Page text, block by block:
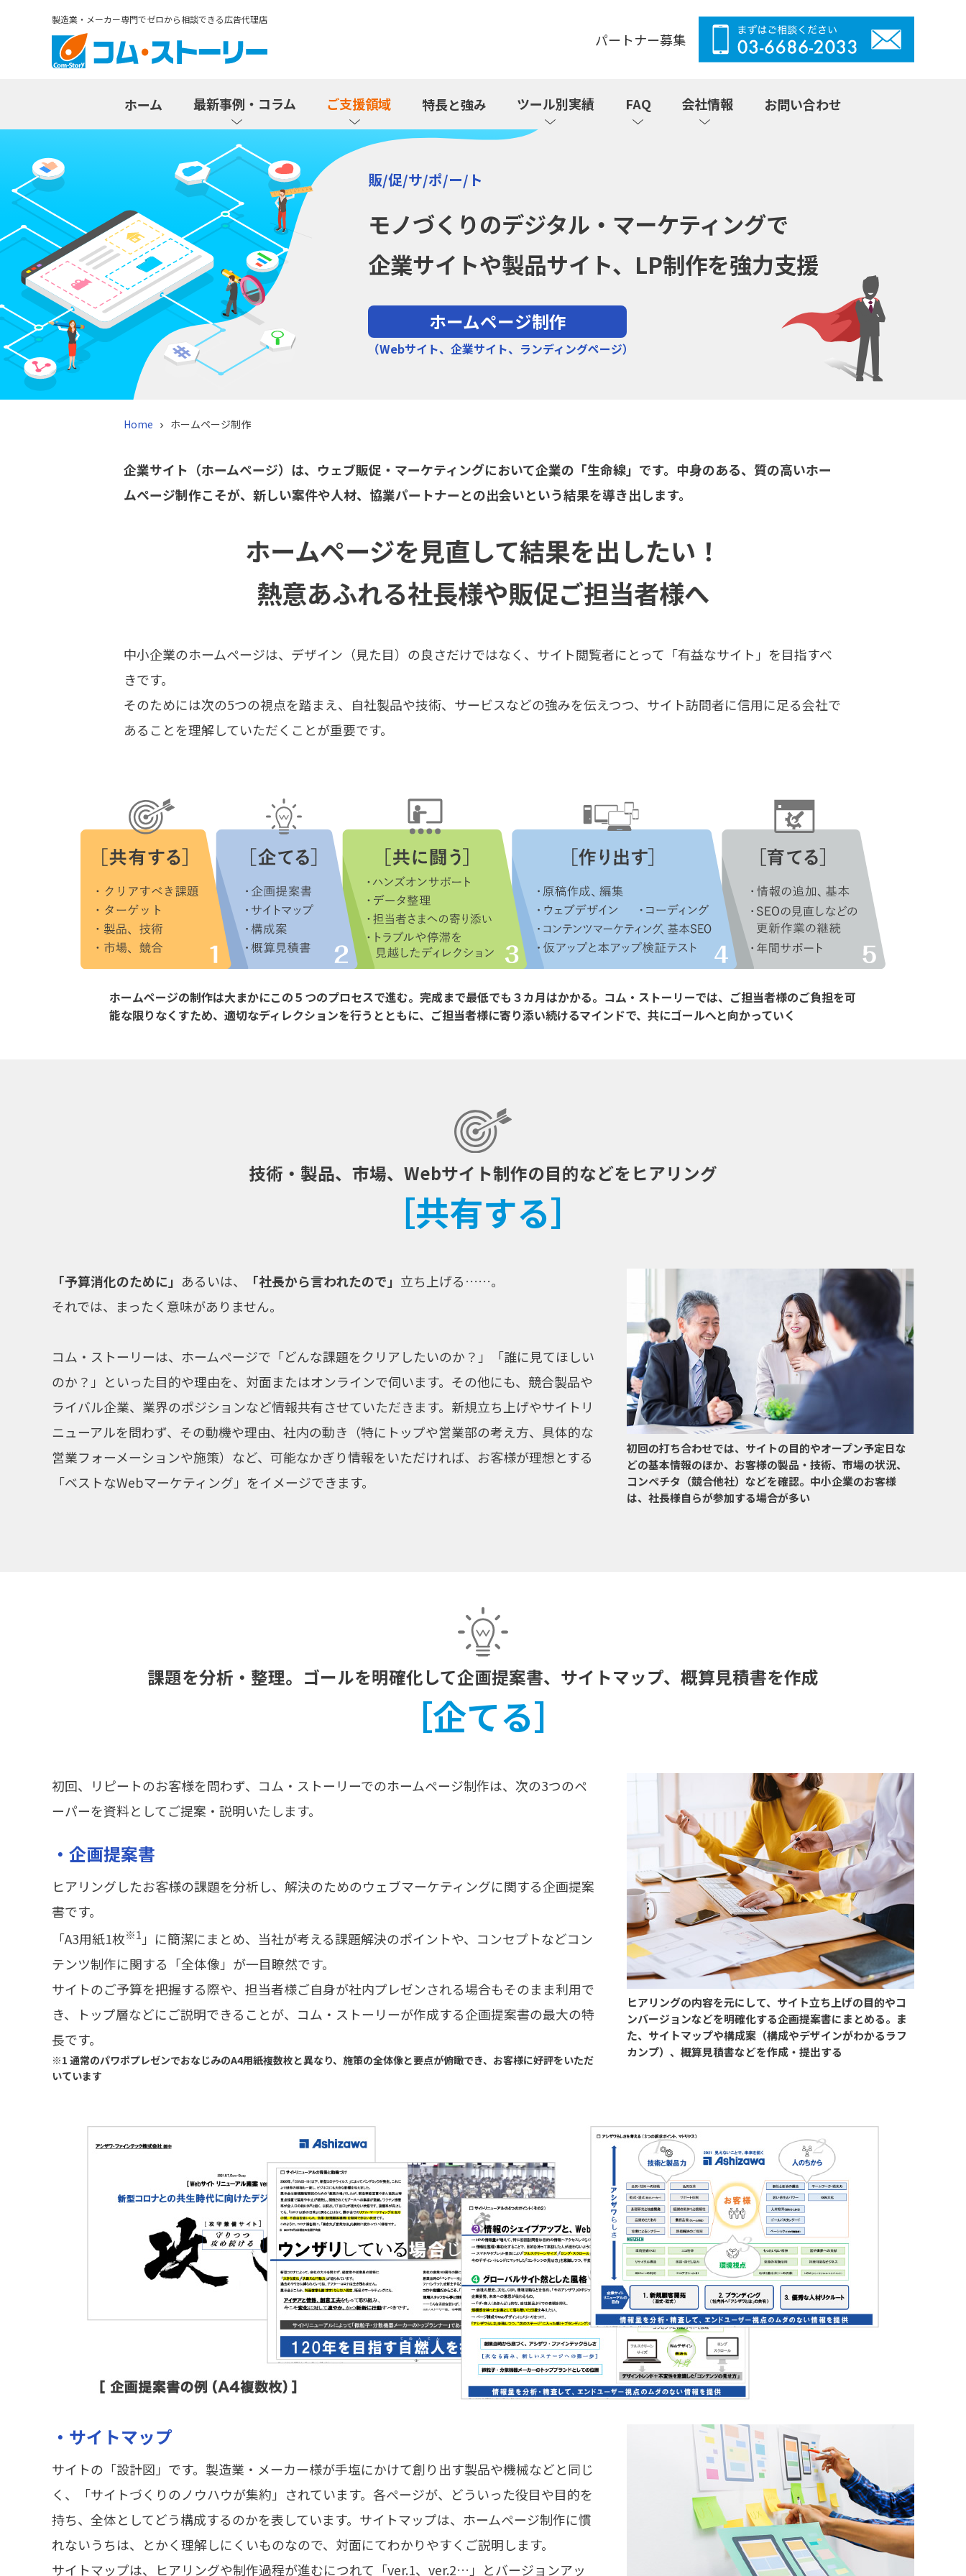
製造業・メーカー専門でゼロから相談できる広告代理店
パートナー募集
ホーム 最新事例・コラム ご支援領域 特長と強み ツール別実績 FAQ 会社情報 お問い合わせ
販/促/サ/ポ/ー/ト
モノづくりのデジタル・マーケティングで
企業サイトや製品サイト、LP制作を強力支援
ホームページ制作
（Webサイト、企業サイト、ランディングページ）
Home  ホームページ制作
企業サイト（ホームページ）は、ウェブ販促・マーケティングにおいて企業の「生命線」です。中身のある、質の高いホー
ムページ制作こそが、新しい案件や人材、協業パートナーとの出会いという結果を導き出します。
ホームページを見直して結果を出したい！
熱意あふれる社長様や販促ご担当者様へ
中小企業のホームページは、デザイン（見た目）の良さだけではなく、サイト閲覧者にとって「有益なサイト」を目指すべ
きです。
そのためには次の5つの視点を踏まえ、自社製品や技術、サービスなどの強みを伝えつつ、サイト訪問者に信用に足る会社で
あることを理解していただくことが重要です。
ホームページの制作は大まかにこの５つのプロセスで進む。完成まで最低でも３カ月はかかる。コム・ストーリーでは、ご担当者様のご負担を可
能な限りなくすため、適切なディレクションを行うとともに、ご担当者様に寄り添い続けるマインドで、共にゴールへと向かっていく
技術・製品、市場、Webサイト制作の目的などをヒアリング
［共有する］
「予算消化のために」 あるいは、 「社長から言われたので」 立ち上げる……。
それでは、まったく意味がありません。
コム・ストーリーは、ホームページで「どんな課題をクリアしたいのか？」「誰に見てほしい
のか？」といった目的や理由を、対面またはオンラインで伺います。その他にも、競合製品や
ライバル企業、業界のポジションなど情報共有させていただきます。新規立ち上げやサイトリ
ニューアルを問わず、その動機や理由、社内の動き（特にトップや営業部の考え方、具体的な
営業フォーメーションや施策）など、可能なかぎり情報をいただければ、お客様が理想とする
「ベストなWebマーケティング」をイメージできます。
初回の打ち合わせでは、サイトの目的やオープン予定日な
どの基本情報のほか、お客様の製品・技術、市場の状況、
コンペチタ（競合他社）などを確認。中小企業のお客様
は、社長様自らが参加する場合が多い
課題を分析・整理。ゴールを明確化して企画提案書、サイトマップ、概算見積書を作成
［企てる］
初回、リピートのお客様を問わず、コム・ストーリーでのホームページ制作は、次の3つのペ
ーパーを資料としてご提案・説明いたします。
・企画提案書
ヒアリングしたお客様の課題を分析し、解決のためのウェブマーケティングに関する企画提案
書です。
「A3用紙1枚※1 」に簡潔にまとめ、当社が考える課題解決のポイントや、コンセプトなどコン
テンツ制作に関する「全体像」が一目瞭然です。
サイトのご予算を把握する際や、担当者様ご自身が社内プレゼンされる場合もそのまま利用で
き、トップ層などにご説明できることが、コム・ストーリーが作成する企画提案書の最大の特
長です。
※1 通常のパワポプレゼンでおなじみのA4用紙複数枚と異なり、施策の全体像と要点が俯瞰でき、お客様に好評をいただ
いています
ヒアリングの内容を元にして、サイト立ち上げの目的やコ
ンバージョンなどを明確化する企画提案書にまとめる。ま
た、サイトマップや構成案（構成やデザインがわかるラフ
カンプ）、概算見積書などを作成・提出する
・サイトマップ
サイトの「設計図」です。製造業・メーカー様が手塩にかけて創り出す製品や機械などと同じ
く、「サイトづくりのノウハウが集約」されています。各ページが、どういった役目や目的を
持ち、全体としてどう構成するのかを表しています。サイトマップは、ホームページ制作に慣
れないうちは、とかく理解しにくいものなので、対面にてわかりやすくご説明します。
サイトマップは、ヒアリングや制作過程が進むにつれて「ver.1、ver.2…」とバージョンアッ